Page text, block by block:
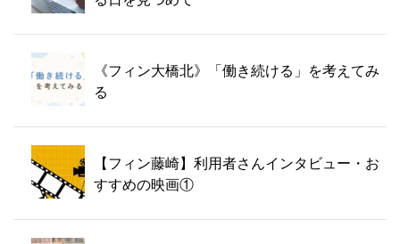
《フィン大橋北》「働き続ける」を考えてみ
る
【フィン藤崎】利用者さんインタビュー・お
すすめの映画①